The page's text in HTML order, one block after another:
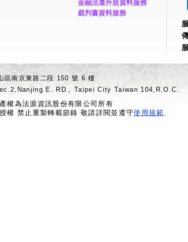
金融法遵外規資料服務
裁判書資料服務
區南京東路二段 150 號 6 樓
E. RD., Taipei City Taiwan 104,R.O.C.
權為法源資訊股份有限公司所有
權 禁止重製轉載節錄 敬請詳閱並遵守使用規範